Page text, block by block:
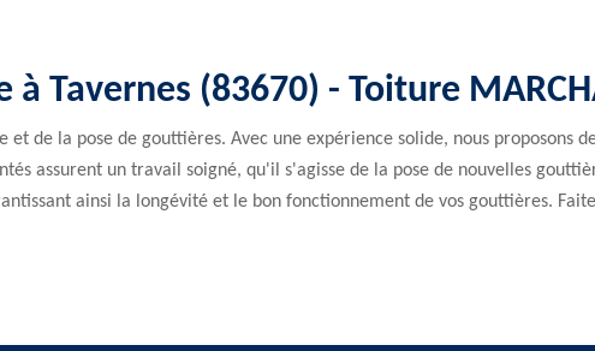
Tavernes (83670) - Toiture
de la pose de gouttières. Avec une expérience solide, nous proposons
assurent un travail soigné, qu'il s'agisse de la pose de nouvelles
ainsi la longévité et le bon fonctionnement de vos gouttières.